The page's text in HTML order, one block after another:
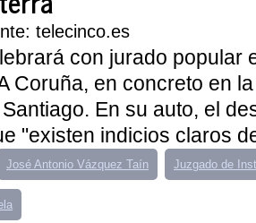
telecinco.es
con jurado popular
Coruña, en concreto en
En su auto, el
"existen indicios claros
José Antonio Vázquez Taín Juzgado de